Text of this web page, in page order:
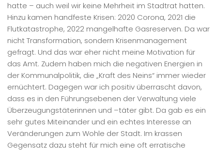
hatte – auch weil wir keine Mehrheit im Stadtrat hatten.
Hinzu kamen handfeste Krisen: 2020 Corona, 2021 die
Flutkatastrophe, 2022 mangelhafte Gasreserven. Da war
nicht Transformation, sondern Krisenmanagement
gefragt. Und das war eher nicht meine Motivation für
das Amt. Zudem haben mich die negativen Energien in
der Kommunalpolitik, die „Kraft des Neins“ immer wieder
ernüchtert. Dagegen war ich positiv überrascht davon,
dass es in den Führungsebenen der Verwaltung viele
Überzeugungstäterinnen und –täter gibt. Da gab es ein
sehr gutes Miteinander und ein echtes Interesse an
Veränderungen zum Wohle der Stadt. Im krassen
Gegensatz dazu steht für mich eine oft erratische